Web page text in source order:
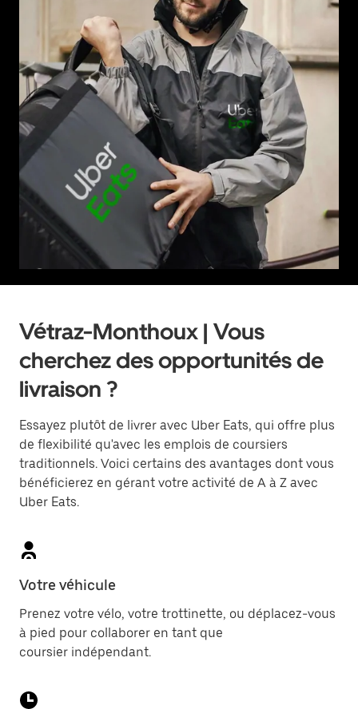
Vétraz-Monthoux | Vous
cherchez des opportunités de
livraison ?
Essayez plutôt de livrer avec Uber Eats, qui offre plus
de flexibilité qu'avec les emplois de coursiers
traditionnels. Voici certains des avantages dont vous
bénéficierez en gérant votre activité de A à Z avec
Uber Eats.
Votre véhicule
Prenez votre vélo, votre trottinette, ou déplacez-vous
à pied pour collaborer en tant que
coursier indépendant.